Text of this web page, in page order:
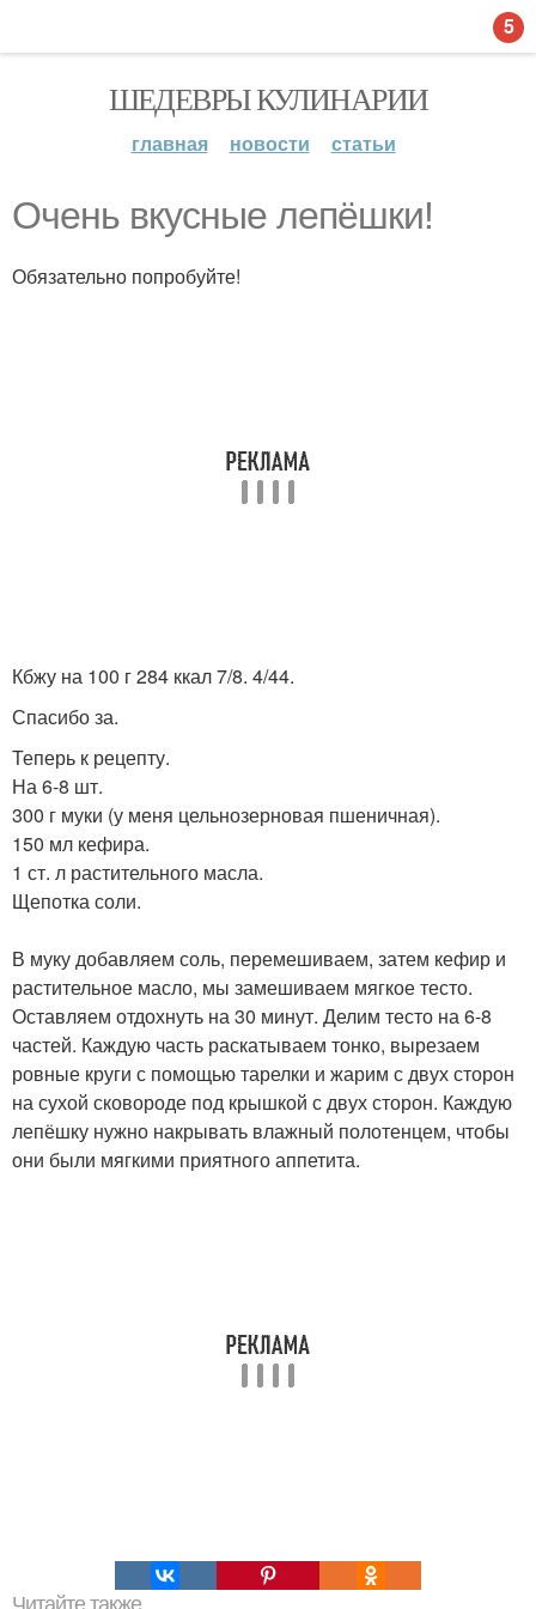
ШЕДЕВРЫ КУЛИНАРИИ
главная новости статьи
Очень вкусные лепёшки!
Обязательно попробуйте!
Кбжу на 100 г 284 ккал 7/8. 4/44.
Спасибо за.
Теперь к рецепту.
На 6-8 шт.
300 г муки (у меня цельнозерновая пшеничная).
150 мл кефира.
1 ст. л растительного масла.
Щепотка соли.
В муку добавляем соль, перемешиваем, затем кефир и
растительное масло, мы замешиваем мягкое тесто.
Оставляем отдохнуть на 30 минут. Делим тесто на 6-8
частей. Каждую часть раскатываем тонко, вырезаем
ровные круги с помощью тарелки и жарим с двух сторон
на сухой сковороде под крышкой с двух сторон. Каждую
лепёшку нужно накрывать влажный полотенцем, чтобы
они были мягкими приятного аппетита.
Читайте также
5